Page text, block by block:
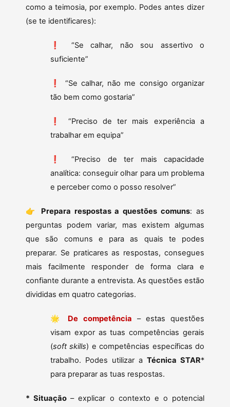
como a teimosia, por exemplo. Podes antes dizer
(se te identificares):
❗ “Se calhar, não sou assertivo o
suficiente”
❗ “Se calhar, não me consigo organizar
tão bem como gostaria”
❗ “Preciso de ter mais experiência a
trabalhar em equipa”
❗ “Preciso de ter mais capacidade
analítica: conseguir olhar para um problema
e perceber como o posso resolver”
👉 Prepara respostas a questões comuns: as
perguntas podem variar, mas existem algumas
que são comuns e para as quais te podes
preparar. Se praticares as respostas, consegues
mais facilmente responder de forma clara e
confiante durante a entrevista. As questões estão
divididas em quatro categorias.
🌟 De competência – estas questões
visam expor as tuas competências gerais
(soft skills) e competências específicas do
trabalho. Podes utilizar a Técnica STAR*
para preparar as tuas respostas.
* Situação– explicar o contexto e o potencial